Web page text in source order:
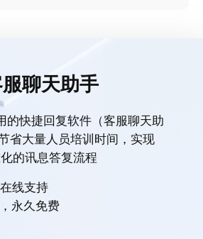
聊天助手
的快捷回复软件（客服聊天助
省大量人员培训时间，实现
的讯息答复流程
线支持
永久免费